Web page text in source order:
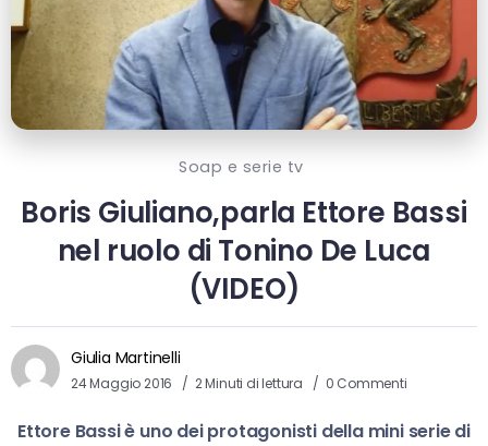
Soap e serie tv
Boris Giuliano,parla Ettore Bassi
nel ruolo di Tonino De Luca
(VIDEO)
Giulia Martinelli
24 Maggio 2016 2 Minuti di lettura 0 Commenti
Ettore Bassi è uno dei protagonisti della mini serie di